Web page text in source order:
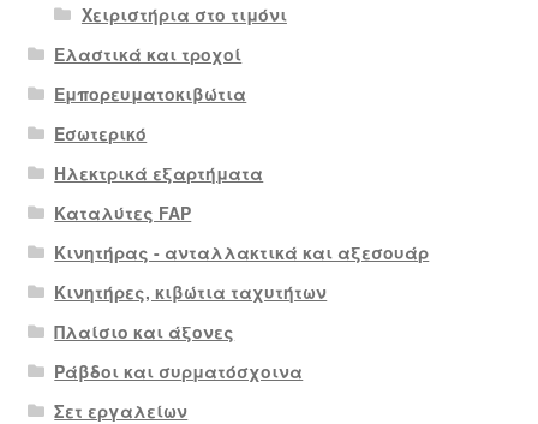
Χειριστήρια στο τιμόνι
Ελαστικά και τροχοί
Εμπορευματοκιβώτια
Εσωτερικό
Ηλεκτρικά εξαρτήματα
Καταλύτες FAP
Κινητήρας - ανταλλακτικά και αξεσουάρ
Κινητήρες, κιβώτια ταχυτήτων
Πλαίσιο και άξονες
Ράβδοι και συρματόσχοινα
Σετ εργαλείων